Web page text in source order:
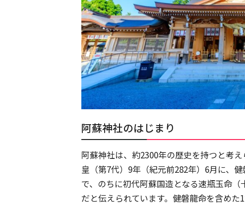
阿蘇神社のはじまり
阿蘇神社は、約2300年の歴史を持つと考
皇（第7代）9年（紀元前282年）6月に、
で、のちに初代阿蘇国造となる速瓶玉命
だと伝えられています。健磐龍命を含めた